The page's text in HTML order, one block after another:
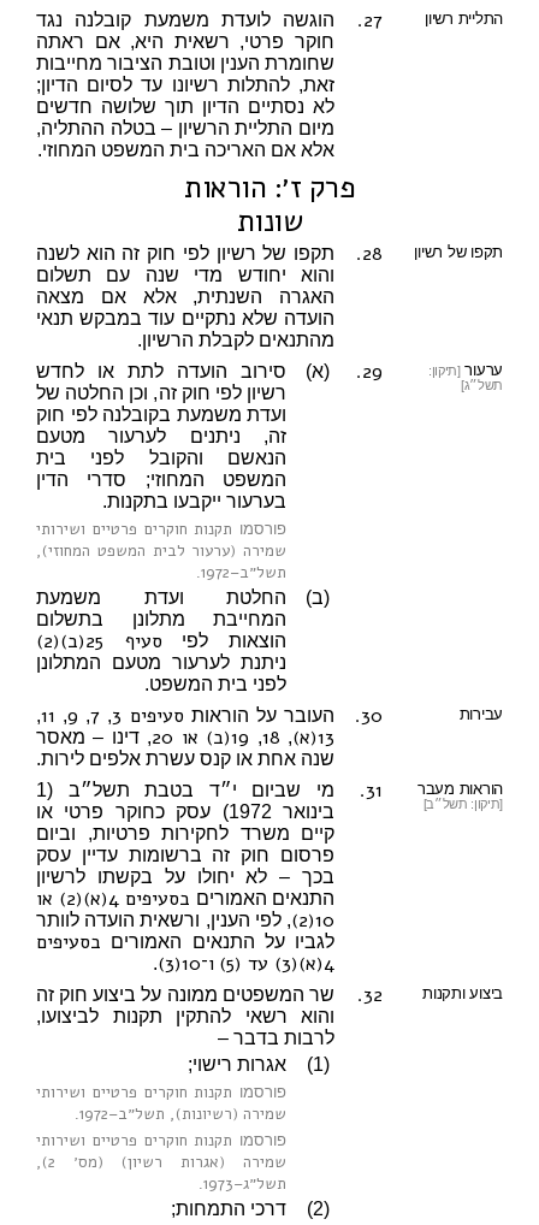
27. התליית רשיון
הוגשה לועדת משמעת קובלנה נגד
חוקר פרטי, רשאית היא, אם ראתה
שחומרת הענין וטובת הציבור מחייבות
זאת, להתלות רשיונו עד לסיום הדיון;
לא נסתיים הדיון תוך שלושה חדשים
מיום התליית הרשיון – בטלה ההתליה,
אלא אם האריכה בית המשפט המחוזי.
פרק ז׳: הוראות
שונות
28. תקפו של רשיון
תקפו של רשיון לפי חוק זה הוא לשנה
והוא יחודש מדי שנה עם תשלום
האגרה השנתית, אלא אם מצאה
הועדה שלא נתקיים עוד במבקש תנאי
מהתנאים לקבלת הרשיון.
29. ערעור[תיקון:
תשל״ג]
(א)
סירוב הועדה לתת או לחדש
רשיון לפי חוק זה, וכן החלטה של
ועדת משמעת בקובלנה לפי חוק
זה, ניתנים לערעור מטעם
הנאשם והקובל לפני בית
המשפט המחוזי; סדרי הדין
בערעור ייקבעו בתקנות.
פורסמו תקנות חוקרים פרטיים ושירותי
שמירה (ערעור לבית המשפט המחוזי),
תשל״ב–1972
.
(ב)
החלטת ועדת משמעת
המחייבת מתלונן בתשלום
הוצאות לפי סעיף 25(ב)(2)
ניתנת לערעור מטעם המתלונן
לפני בית המשפט.
30. עבירות העובר על הוראות סעיפים 3 ,
7
,
9
,
11
,
13(א) ,
18
, 19(ב) או 20
, דינו – מאסר
שנה אחת או קנס עשרת אלפים לירות.
31. הוראות מעבר
[תיקון: תשל״ב]
מי שביום י״ד בטבת תשל״ב (1
בינואר 1972) עסק כחוקר פרטי או
קיים משרד לחקירות פרטיות, וביום
פרסום חוק זה ברשומות עדיין עסק
בכך – לא יחולו על בקשתו לרשיון
התנאים האמורים בסעיפים 4(א)(2)
או
10(2)
, לפי הענין, ורשאית הועדה לוותר
לגביו על התנאים האמורים בסעיפים
4(א)(3) עד (5)
ו־10(3) .
32. ביצוע ותקנות
שר המשפטים ממונה על ביצוע חוק זה
והוא רשאי להתקין תקנות לביצועו,
לרבות בדבר –
(1)
אגרות רישוי;
פורסמו תקנות חוקרים פרטיים ושירותי
שמירה (רשיונות), תשל״ב–1972
.
פורסמו תקנות חוקרים פרטיים ושירותי
שמירה (אגרות רשיון) (מס׳ 2),
תשל״ג–1973
.
(2) דרכי התמחות;